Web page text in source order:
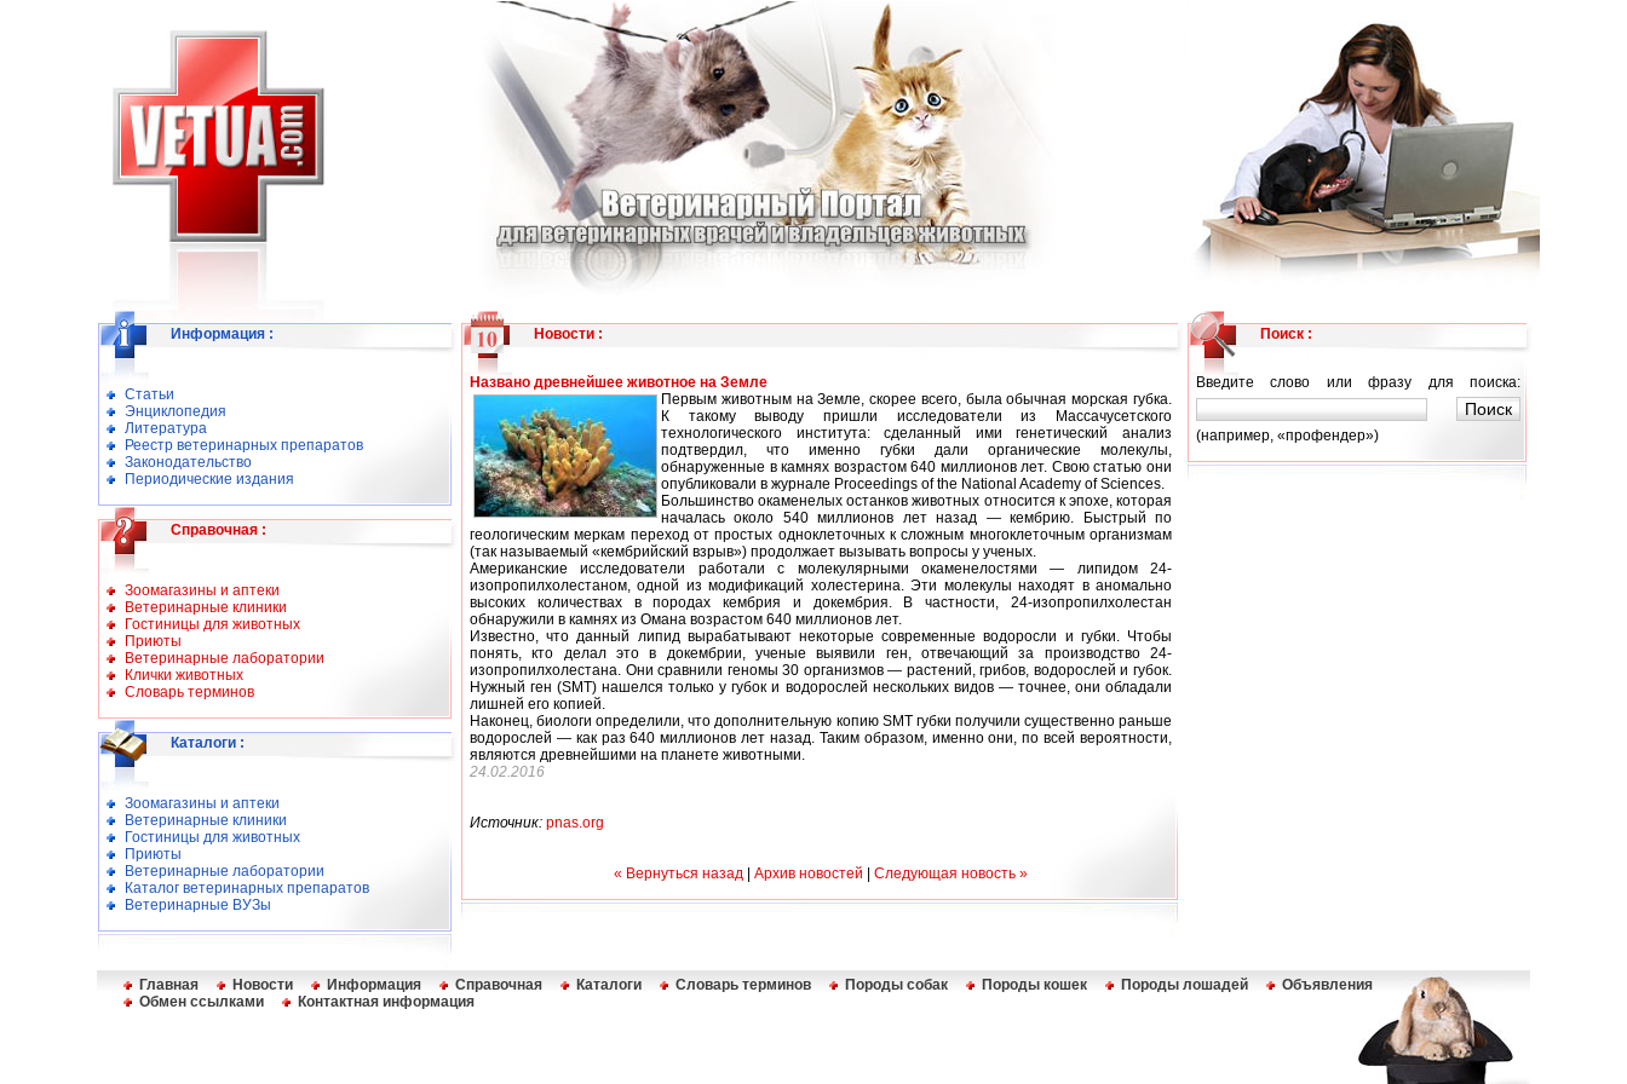
Информация :
Статьи
Энциклопедия
Литература
Реестр ветеринарных препаратов
Законодательство
Периодические издания
Справочная :
Зоомагазины и аптеки
Ветеринарные клиники
Гостиницы для животных
Приюты
Ветеринарные лаборатории
Клички животных
Словарь терминов
Каталоги :
Зоомагазины и аптеки
Ветеринарные клиники
Гостиницы для животных
Приюты
Ветеринарные лаборатории
Каталог ветеринарных препаратов
Ветеринарные ВУЗы
Новости :
Названо древнейшее животное на Земле
Первым животным на Земле, скорее всего, была обычная морская губка.
К такому выводу пришли исследователи из Массачусетского
технологического института: сделанный ими генетический анализ
подтвердил, что именно губки дали органические молекулы,
обнаруженные в камнях возрастом 640 миллионов лет. Свою статью они
опубликовали в журнале Proceedings of the National Academy of Sciences.
Большинство окаменелых останков животных относится к эпохе, которая
началась около 540 миллионов лет назад — кембрию. Быстрый по
геологическим меркам переход от простых одноклеточных к сложным многоклеточным организмам
(так называемый «кембрийский взрыв») продолжает вызывать вопросы у ученых.
Американские исследователи работали с молекулярными окаменелостями — липидом 24-
изопропилхолестаном, одной из модификаций холестерина. Эти молекулы находят в аномально
высоких количествах в породах кембрия и докембрия. В частности, 24-изопропилхолестан
обнаружили в камнях из Омана возрастом 640 миллионов лет.
Известно, что данный липид вырабатывают некоторые современные водоросли и губки. Чтобы
понять, кто делал это в докембрии, ученые выявили ген, отвечающий за производство 24-
изопропилхолестана. Они сравнили геномы 30 организмов — растений, грибов, водорослей и губок.
Нужный ген (SMT) нашелся только у губок и водорослей нескольких видов — точнее, они обладали
лишней его копией.
Наконец, биологи определили, что дополнительную копию SMT губки получили существенно раньше
водорослей — как раз 640 миллионов лет назад. Таким образом, именно они, по всей вероятности,
являются древнейшими на планете животными.
24.02.2016
Источник: pnas.org
« Вернуться назад Архив новостей Следующая новость »
Поиск :
Введите слово или фразу для поиска:
(например, «профендер»)
Главная Новости Информация Справочная Каталоги Словарь терминов Породы собак Породы кошек Породы лошадей
Объявления
Обмен ссылками
Контактная информация